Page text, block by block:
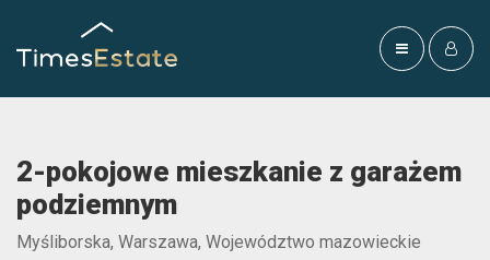
2-pokojowe mieszkanie z garażem
podziemnym
Myśliborska, Warszawa, Województwo mazowieckie